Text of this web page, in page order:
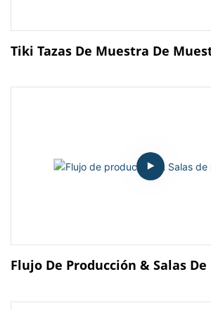
Tiki Tazas De Muestra De
Flujo De Producción & Salas